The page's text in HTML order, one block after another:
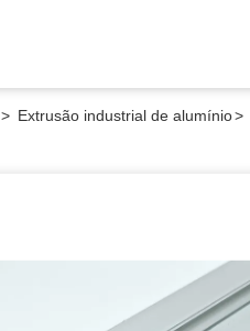
> Extrusão industrial de alumínio>